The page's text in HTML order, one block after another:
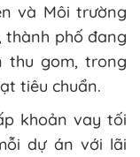
và Môi trường
thành phố đang
thu gom, trong
tiêu chuẩn.
khoản vay tối
dự án với lãi